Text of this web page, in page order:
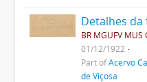
Detalhes
BR MGUFV
01/12/1922
Part ofAcervo
de Viçosa